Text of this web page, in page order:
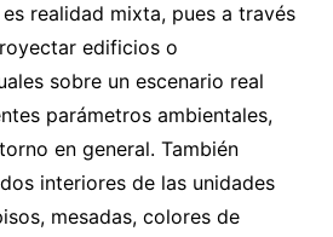
realidad mixta, pues a través
edificios o
sobre un escenario real
parámetros ambientales,
en general. También
interiores de las unidades
mesadas, colores de